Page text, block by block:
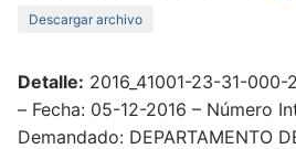
Descargar archivo
Detalle: 2016_41001-23-31-
– Fecha: 05-12-2016 – Número
Demandado: DEPARTAMENTO